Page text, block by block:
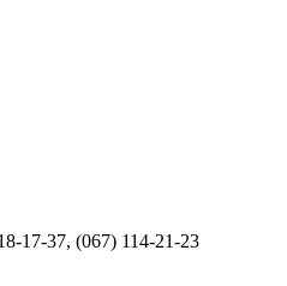
17-37, (067) 114-21-23